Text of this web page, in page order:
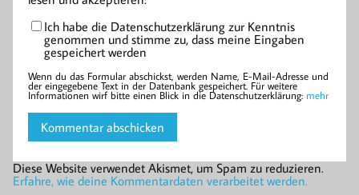
Ich habe die Datenschutzerklärung zur Kenntnis
genommen und stimme zu, dass meine Eingaben
gespeichert werden
Wenn du das Formular abschickst, werden Name, E-Mail-Adresse und
der eingegebene Text in der Datenbank gespeichert. Für weitere
Informationen wirf bitte einen Blick in die Datenschutzerklärung: mehr
Diese Website verwendet Akismet, um Spam zu reduzieren.
Erfahre, wie deine Kommentardaten verarbeitet werden.